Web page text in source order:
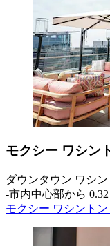
モクシー ワシン
ダウンタウン ワシ
‐市内中心部から
モクシー ワシント